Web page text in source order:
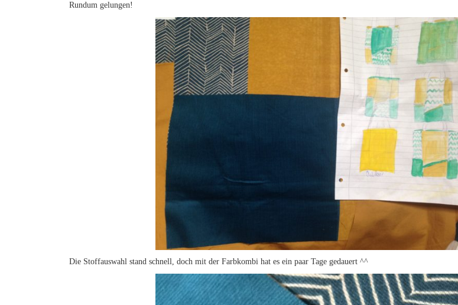
Rundum gelungen!
Die Stoffauswahl stand schnell, doch mit der Farbkombi hat es ein paar Tage gedauert ^^